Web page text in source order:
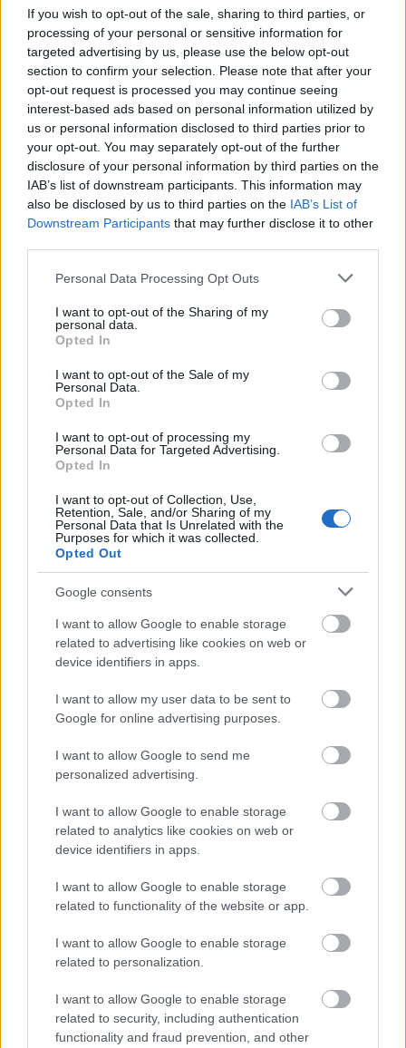
If you wish to opt-out of the sale, sharing to third parties, or
processing of your personal or sensitive information for
targeted advertising by us, please use the below opt-out
section to confirm your selection. Please note that after your
opt-out request is processed you may continue seeing
interest-based ads based on personal information utilized by
us or personal information disclosed to third parties prior to
your opt-out. You may separately opt-out of the further
disclosure of your personal information by third parties on the
IAB’s list of downstream participants. This information may
also be disclosed by us to third parties on the IAB’s List of
Downstream Participants that may further disclose it to other
Please note that this website/app uses one or more Google
not limited to your visit or usage behaviour. You may click to
grant or deny consent to Google and its third-party tags to
use your data for below specified purposes in below Google
consent section.
Personal Data Processing Opt Outs
I want to opt-out of the Sharing of my
personal data.
Opted In
I want to opt-out of the Sale of my
Personal Data.
Opted In
I want to opt-out of processing my
Personal Data for Targeted Advertising.
Opted In
I want to opt-out of Collection, Use,
Retention, Sale, and/or Sharing of my
Personal Data that Is Unrelated with the
Purposes for which it was collected.
Opted Out
Google consents
I want to allow Google to enable storage
related to advertising like cookies on web or
device identifiers in apps.
I want to allow my user data to be sent to
Google for online advertising purposes.
I want to allow Google to send me
personalized advertising.
I want to allow Google to enable storage
related to analytics like cookies on web or
device identifiers in apps.
I want to allow Google to enable storage
related to functionality of the website or app.
I want to allow Google to enable storage
related to personalization.
I want to allow Google to enable storage
related to security, including authentication
functionality and fraud prevention, and other
οποιαδήποτε εισβολή, και υποστήριξε ότι τα
περιστατικά είχαν στόχο να επιδεινώσουν τις ήδη
τεταμένες σχέσεις μεταξύ Μόσχας και Κισινάου.
Από την εκλογή της Σάντου το 2020, οι σχέσεις
της Μολδαβίας με τη Ρωσία έχουν τεθεί υπό
αυξανόμενη πίεση, με τη Μόσχα να την κατηγορεί
για «μη φιλικές ενέργειες» και για πρόκληση
αντιρωσικών συναισθημάτων.
Το κοινοβούλιο της Μολδαβίας διέταξε αυτήν την
εβδομάδα το κλείσιμο ενός ρωσικού πολιτιστικού
κέντρου στο Κισινάου, υποστηρίζοντας ότι θα
μπορούσε να προωθεί αφηγήσεις που απειλούν
Ακολουθήστε το
πρώτοι όλες τιςειδήσεις από την Ελλάδα και τον κόσμο.